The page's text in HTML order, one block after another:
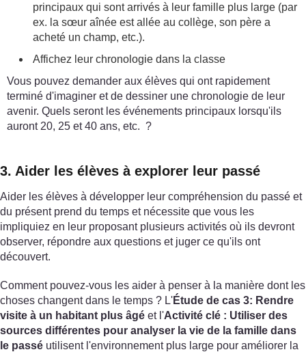
principaux qui sont arrivés à leur famille plus large (par
ex. la sœur aînée est allée au collège, son père a
acheté un champ, etc.).
Affichez leur chronologie dans la classe
Vous pouvez demander aux élèves qui ont rapidement
terminé d'imaginer et de dessiner une chronologie de leur
avenir. Quels seront les événements principaux lorsqu'ils
auront 20, 25 et 40 ans, etc. ?
3. Aider les élèves à explorer leur passé
Aider les élèves à développer leur compréhension du passé et
du présent prend du temps et nécessite que vous les
impliquiez en leur proposant plusieurs activités où ils devront
observer, répondre aux questions et juger ce qu'ils ont
découvert.
Comment pouvez-vous les aider à penser à la manière dont les
choses changent dans le temps ? L'Étude de cas 3: Rendre
visite à un habitant plus âgé et l'Activité clé : Utiliser des
sources différentes pour analyser la vie de la famille dans
le passé utilisent l'environnement plus large pour améliorer la